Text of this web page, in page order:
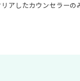
アしたカウンセラーの